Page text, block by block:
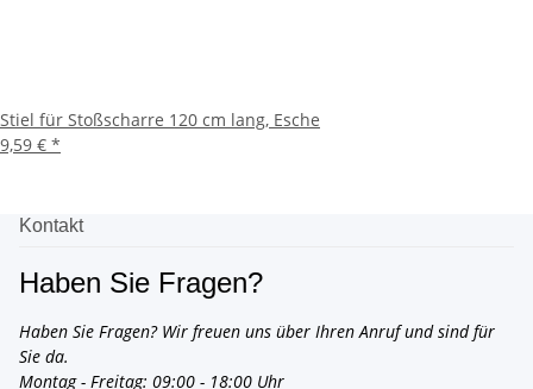
Stiel für Stoßscharre 120 cm lang, Esche
9,59 € *
Kontakt
Haben Sie Fragen?
Haben Sie Fragen? Wir freuen uns über Ihren Anruf und sind für
Sie da.
Montag - Freitag: 09:00 - 18:00 Uhr